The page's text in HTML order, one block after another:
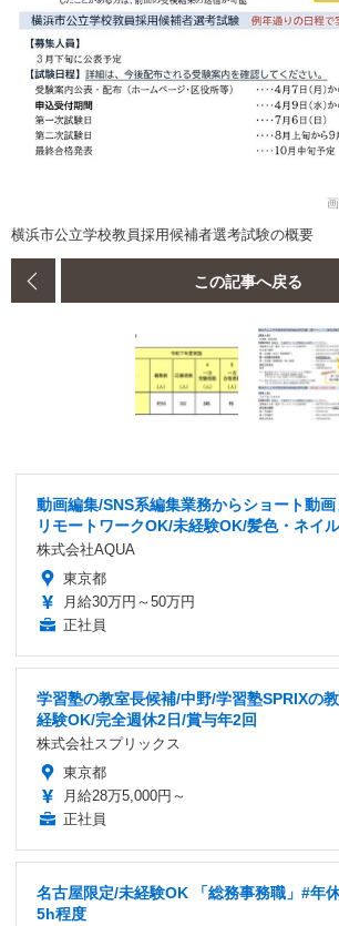
横浜市公立学校教員採用候補者選考試験の概要
この記事へ戻る
動画編集/SNS系編集業務からショート動
リモートワークOK/未経験OK/髪色・ネイ
株式会社AQUA
東京都
月給30万円～50万円
正社員
学習塾の教室長候補/中野/学習塾SPRIXの
経験OK/完全週休2日/賞与年2回
株式会社スプリックス
東京都
月給28万5,000円～
正社員
名古屋限定/未経験OK 「総務事務職」#年
5h程度